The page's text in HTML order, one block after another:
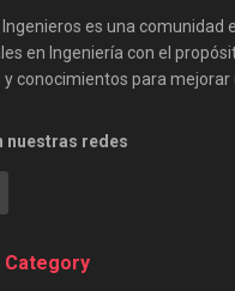
Ingenieros es una comunidad
en Ingeniería con el
conocimientos para mejorar
nuestras redes
Category